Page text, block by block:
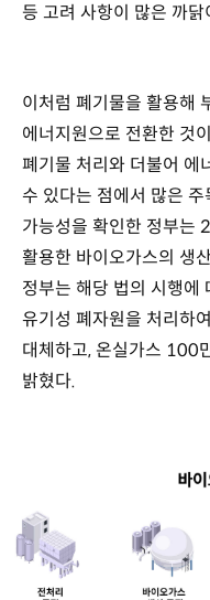
등 고려 사항이 많은 까닭
이처럼 폐기물을 활용해
에너지원으로 전환한 것
폐기물 처리와 더불어 에
수 있다는 점에서 많은
가능성을 확인한 정부는
활용한 바이오가스의 생
정부는 해당 법의 시행
유기성 폐자원을 처리하
대체하고, 온실가스 100
밝혔다.